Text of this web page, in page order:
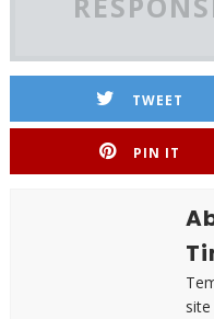
TWEET
PIN IT